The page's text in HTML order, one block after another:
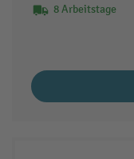
8 Arbeitstage